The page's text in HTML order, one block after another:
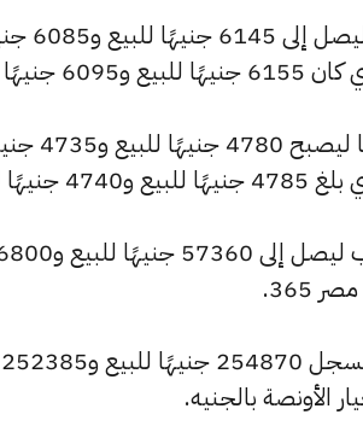
للشراء.
للشراء.
الأونصة بالجنيه.